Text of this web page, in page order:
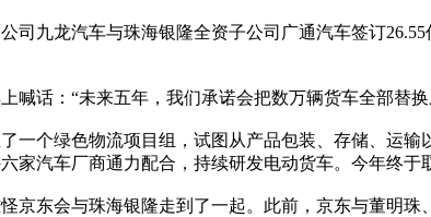
司九龙汽车与珠海银隆全资子公司广通汽车签订
喊话：“未来五年，我们承诺会把数万辆货车全部替
一个绿色物流项目组，试图从产品包装、存储、运
家汽车厂商通力配合，持续研发电动货车。今年终于
京东会与珠海银隆走到了一起。此前，京东与董明